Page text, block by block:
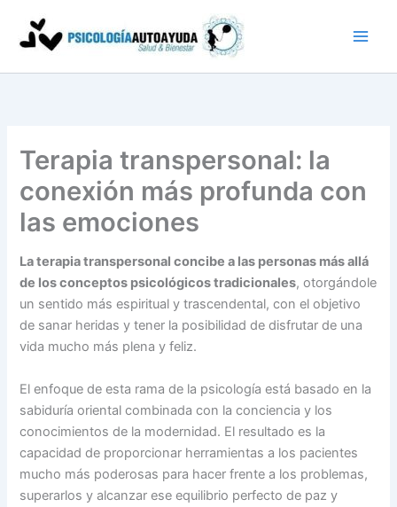
contenido
Terapia transpersonal: la
conexión más profunda con
las emociones
La terapia transpersonal concibe a las personas más allá
de los conceptos psicológicos tradicionales, otorgándole
un sentido más espiritual y trascendental, con el objetivo
de sanar heridas y tener la posibilidad de disfrutar de una
vida mucho más plena y feliz.
El enfoque de esta rama de la psicología está basado en la
sabiduría oriental combinada con la conciencia y los
conocimientos de la modernidad. El resultado es la
capacidad de proporcionar herramientas a los pacientes
mucho más poderosas para hacer frente a los problemas,
superarlos y alcanzar ese equilibrio perfecto de paz y